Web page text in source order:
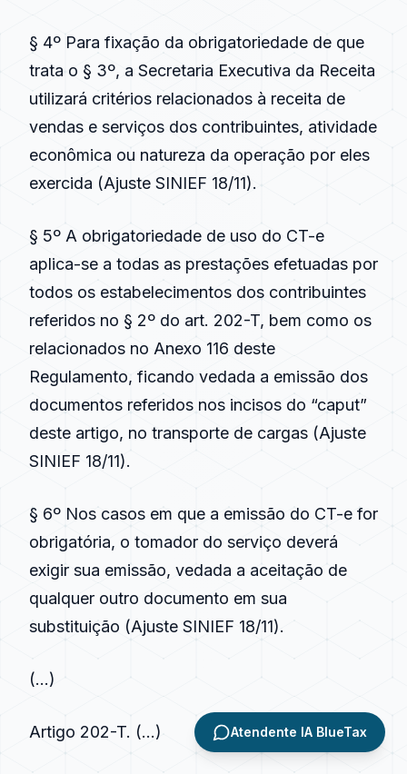
§ 4º Para fixação da obrigatoriedade de que
trata o § 3º, a Secretaria Executiva da Receita
utilizará critérios relacionados à receita de
vendas e serviços dos contribuintes, atividade
econômica ou natureza da operação por eles
exercida (Ajuste SINIEF 18/11).
§ 5º A obrigatoriedade de uso do CT-e
aplica-se a todas as prestações efetuadas por
todos os estabelecimentos dos contribuintes
referidos no § 2º do art. 202-T, bem como os
relacionados no Anexo 116 deste
Regulamento, ficando vedada a emissão dos
documentos referidos nos incisos do “caput”
deste artigo, no transporte de cargas (Ajuste
SINIEF 18/11).
§ 6º Nos casos em que a emissão do CT-e for
obrigatória, o tomador do serviço deverá
exigir sua emissão, vedada a aceitação de
qualquer outro documento em sua
substituição (Ajuste SINIEF 18/11).
(…)
Artigo 202-T. (…) Atendente IA BlueTax